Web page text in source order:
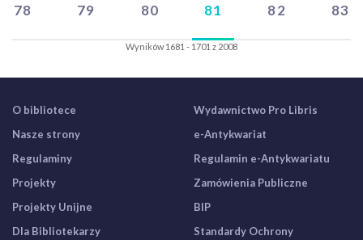
78 79 80 81 82 83
Wyników 1681 - 1701 z 2008
O bibliotece
Nasze strony
Regulaminy
Projekty
Projekty Unijne
Dla Bibliotekarzy
Wydawnictwo Pro Libris
e-Antykwariat
Regulamin e-Antykwariatu
Zamówienia Publiczne
BIP
Standardy Ochrony